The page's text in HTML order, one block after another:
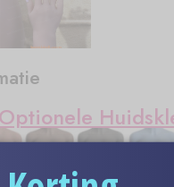
Optionele